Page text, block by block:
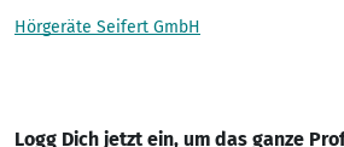
Hörgeräte Seifert GmbH
Logg Dich jetzt ein, um das ganze